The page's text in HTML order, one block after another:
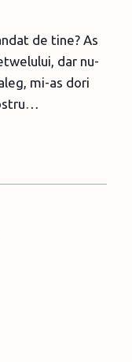
de tine? As
dar nu-
mi-as dori